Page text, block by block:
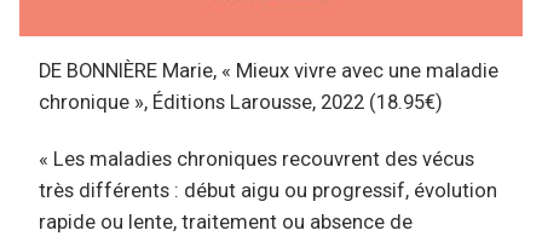
DE BONNIÈRE Marie, « Mieux vivre avec une maladie
chronique », Éditions Larousse, 2022 (18.95€)
« Les maladies chroniques recouvrent des vécus
très différents : début aigu ou progressif, évolution
rapide ou lente, traitement ou absence de